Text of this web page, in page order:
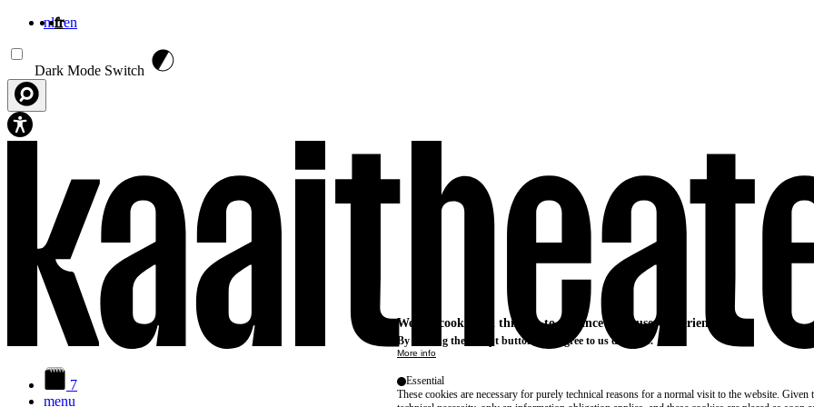
nlfren
Dark Mode Switch
7
menu
We use cookies on this site to enhance your user experience
By clicking the Accept button, you agree to us doing so.
More info
Essential
These cookies are necessary for purely technical reasons for a normal visit to the website. Given